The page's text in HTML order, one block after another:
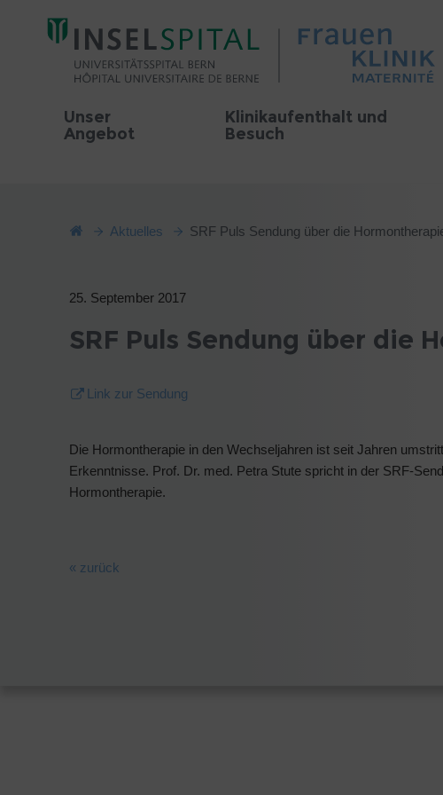
Unser
Angebot
Klinikaufenthalt und
Besuch
Aktuelles SRF Puls Sendung über die
25. September 2017
SRF Puls Sendung über die
Link zur Sendung
Die Hormontherapie in den Wechseljahren ist seit Jahren
Erkenntnisse. Prof. Dr. med. Petra Stute spricht in der SRF-
Hormontherapie.
« zurück